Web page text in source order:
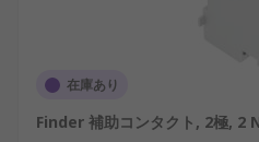
路数に応じて端子構成を
設置方法：DINレール、
ー、スナップイン方式に
方法を検討します。
在庫あり
Finder 補助コンタクト, 2極, 2